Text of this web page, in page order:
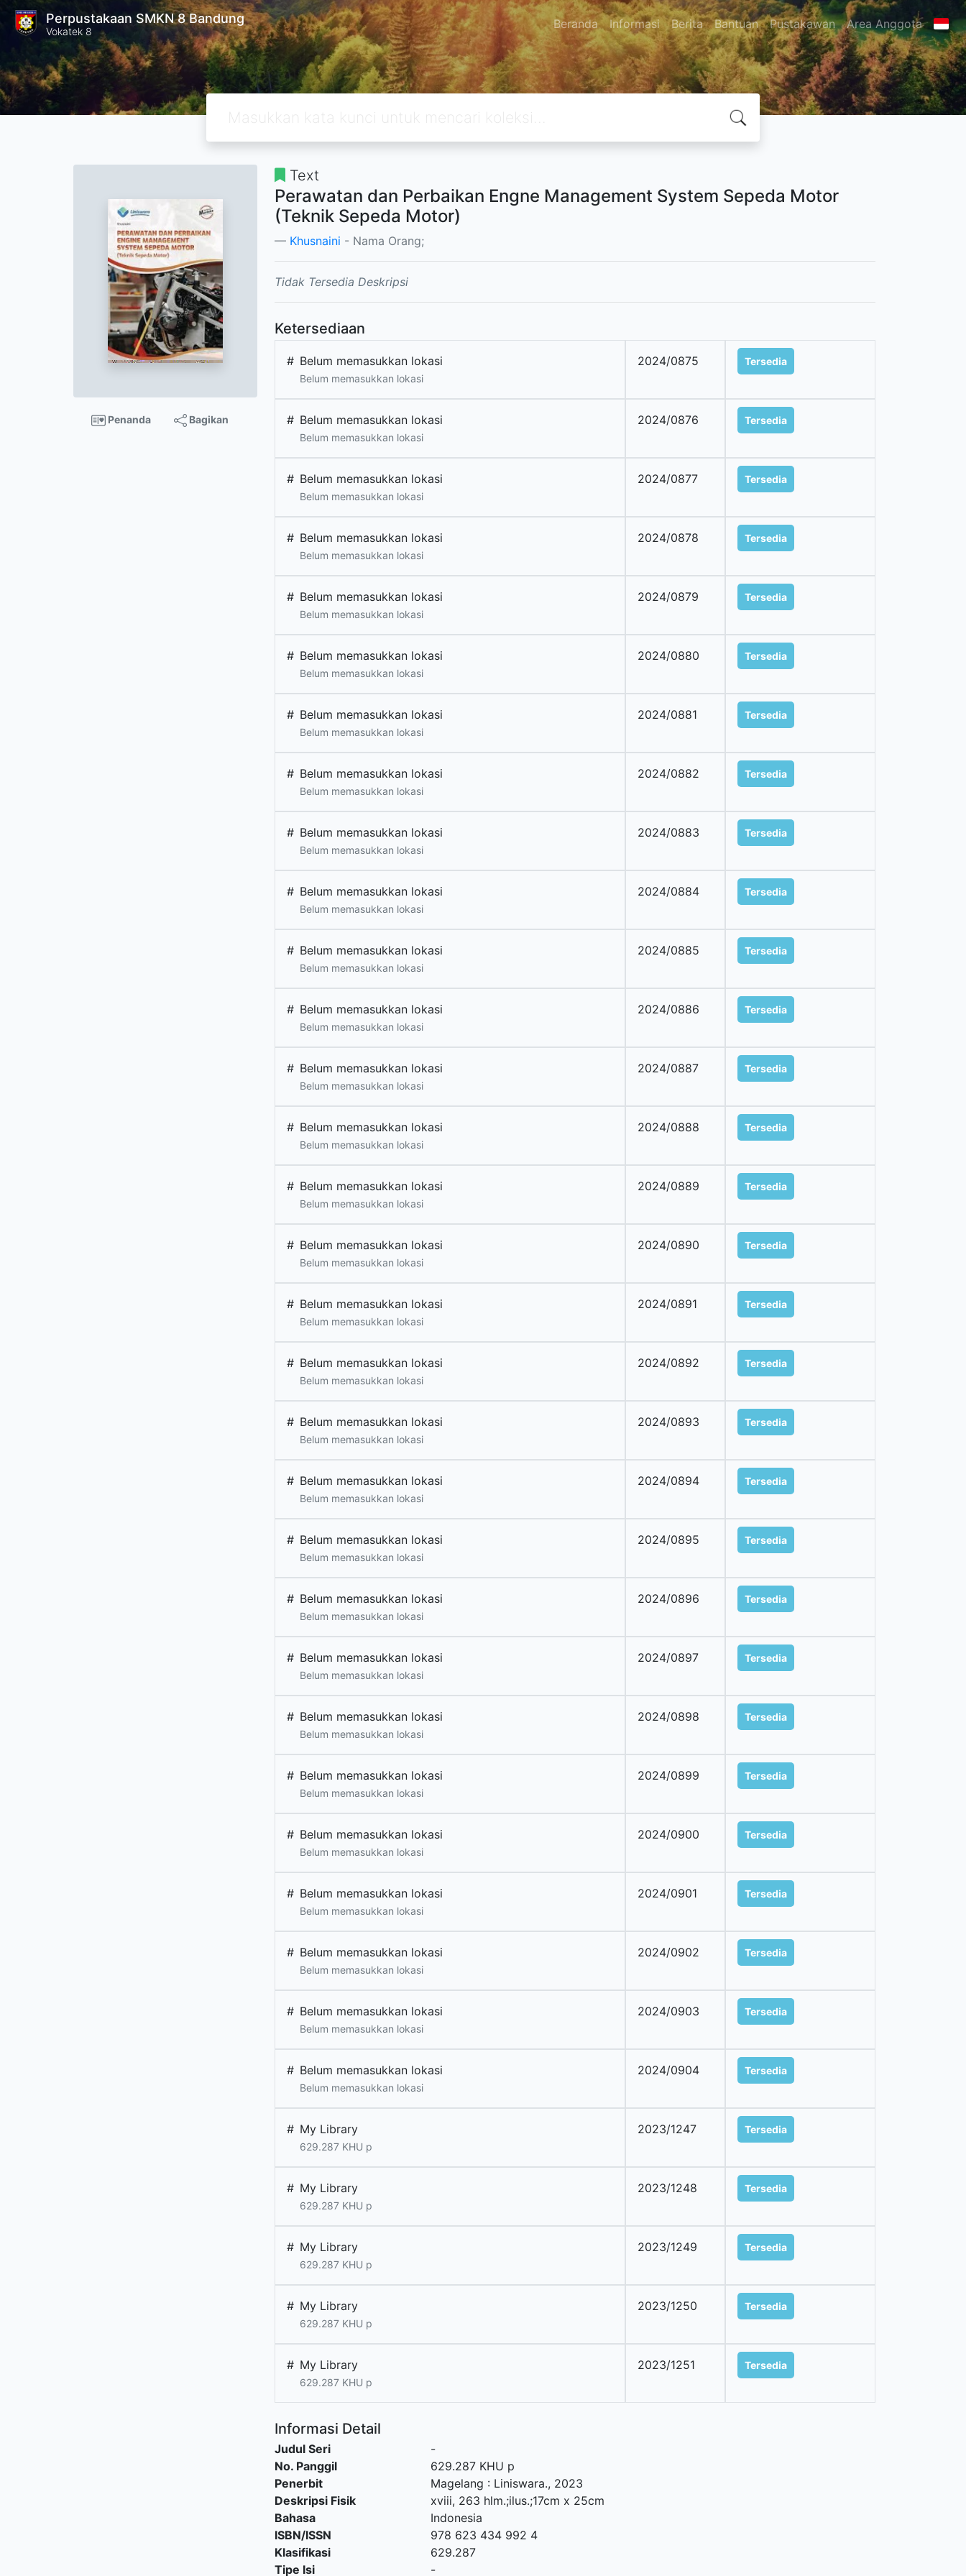
Perpustakaan SMKN 8 Bandung
Vokatek 8 Beranda Informasi Berita Bantuan Pustakawan Area Anggota
Penanda Bagikan
Text
Perawatan dan Perbaikan Engne Management System Sepeda Motor
(Teknik Sepeda Motor)
Khusnaini - Nama Orang;
Tidak Tersedia Deskripsi
Ketersediaan
# Belum memasukkan lokasi
Belum memasukkan lokasi
2024/0875 Tersedia
# Belum memasukkan lokasi
Belum memasukkan lokasi
2024/0876 Tersedia
# Belum memasukkan lokasi
Belum memasukkan lokasi
2024/0877 Tersedia
# Belum memasukkan lokasi
Belum memasukkan lokasi
2024/0878 Tersedia
# Belum memasukkan lokasi
Belum memasukkan lokasi
2024/0879 Tersedia
# Belum memasukkan lokasi
Belum memasukkan lokasi
2024/0880 Tersedia
# Belum memasukkan lokasi
Belum memasukkan lokasi
2024/0881 Tersedia
# Belum memasukkan lokasi
Belum memasukkan lokasi
2024/0882 Tersedia
# Belum memasukkan lokasi
Belum memasukkan lokasi
2024/0883 Tersedia
# Belum memasukkan lokasi
Belum memasukkan lokasi
2024/0884 Tersedia
# Belum memasukkan lokasi
Belum memasukkan lokasi
2024/0885 Tersedia
# Belum memasukkan lokasi
Belum memasukkan lokasi
2024/0886 Tersedia
# Belum memasukkan lokasi
Belum memasukkan lokasi
2024/0887 Tersedia
# Belum memasukkan lokasi
Belum memasukkan lokasi
2024/0888 Tersedia
# Belum memasukkan lokasi
Belum memasukkan lokasi
2024/0889 Tersedia
# Belum memasukkan lokasi
Belum memasukkan lokasi
2024/0890 Tersedia
# Belum memasukkan lokasi
Belum memasukkan lokasi
2024/0891 Tersedia
# Belum memasukkan lokasi
Belum memasukkan lokasi
2024/0892 Tersedia
# Belum memasukkan lokasi
Belum memasukkan lokasi
2024/0893 Tersedia
# Belum memasukkan lokasi
Belum memasukkan lokasi
2024/0894 Tersedia
# Belum memasukkan lokasi
Belum memasukkan lokasi
2024/0895 Tersedia
# Belum memasukkan lokasi
Belum memasukkan lokasi
2024/0896 Tersedia
# Belum memasukkan lokasi
Belum memasukkan lokasi
2024/0897 Tersedia
# Belum memasukkan lokasi
Belum memasukkan lokasi
2024/0898 Tersedia
# Belum memasukkan lokasi
Belum memasukkan lokasi
2024/0899 Tersedia
# Belum memasukkan lokasi
Belum memasukkan lokasi
2024/0900 Tersedia
# Belum memasukkan lokasi
Belum memasukkan lokasi
2024/0901 Tersedia
# Belum memasukkan lokasi
Belum memasukkan lokasi
2024/0902 Tersedia
# Belum memasukkan lokasi
Belum memasukkan lokasi
2024/0903 Tersedia
# Belum memasukkan lokasi
Belum memasukkan lokasi
2024/0904 Tersedia
# My Library
629.287 KHU p
2023/1247 Tersedia
# My Library
629.287 KHU p
2023/1248 Tersedia
# My Library
629.287 KHU p
2023/1249 Tersedia
# My Library
629.287 KHU p
2023/1250 Tersedia
# My Library
629.287 KHU p
2023/1251 Tersedia
Informasi Detail
Judul Seri
-
No. Panggil
629.287 KHU p
Penerbit
Magelang : Liniswara., 2023
Deskripsi Fisik
xviii, 263 hlm.;ilus.;17cm x 25cm
Bahasa
Indonesia
ISBN/ISSN
978 623 434 992 4
Klasifikasi
629.287
Tipe Isi
-